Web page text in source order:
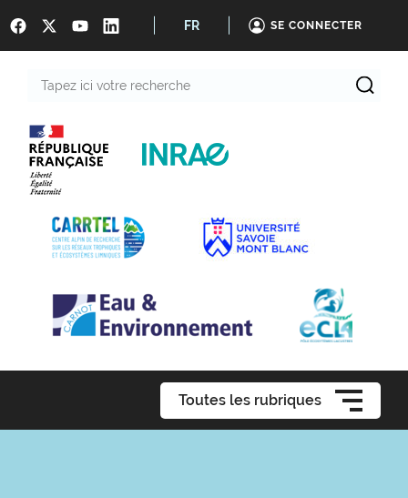
FR SE CONNECTER
recherche
Toutes les rubriques